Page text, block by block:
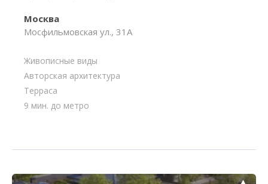
Москва
Мосфильмовская ул., 31А
Живописные виды
Авторская архитектура
Терраса
9 мин. до метро